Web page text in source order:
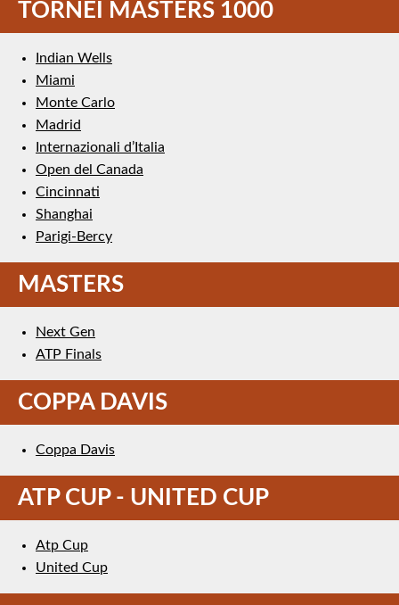
TORNEI MASTERS 1000
Indian Wells
Miami
Monte Carlo
Madrid
Internazionali d’Italia
Open del Canada
Cincinnati
Shanghai
Parigi-Bercy
MASTERS
Next Gen
ATP Finals
COPPA DAVIS
Coppa Davis
ATP CUP - UNITED CUP
Atp Cup
United Cup